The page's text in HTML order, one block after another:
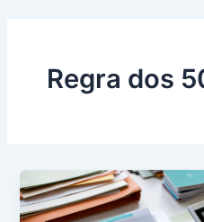
Regra dos